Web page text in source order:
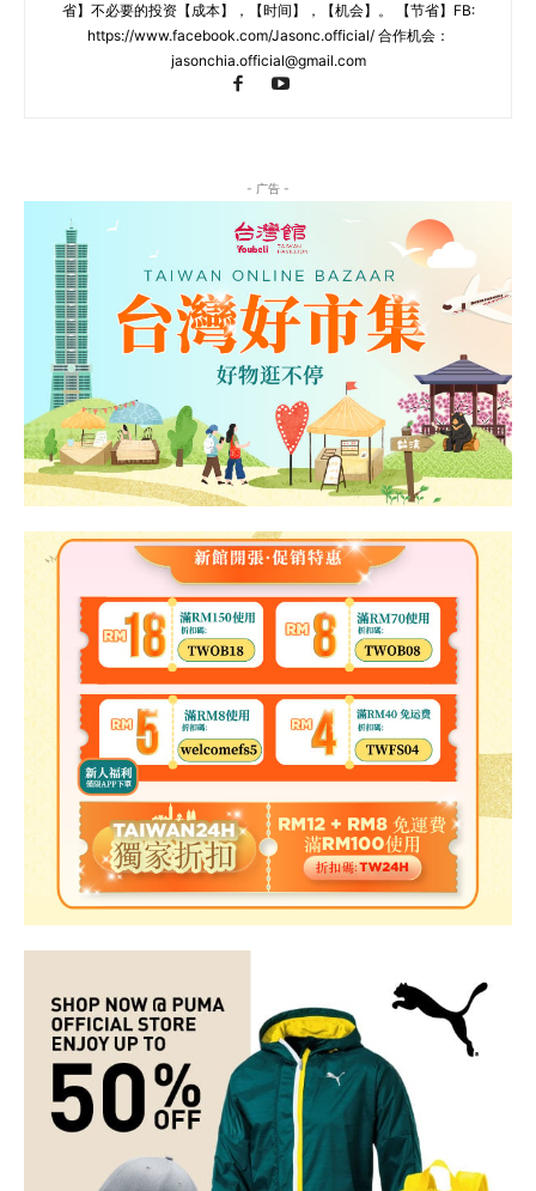
省】不必要的投资【成本】，【时间】，【机会】。 【节省】FB:
https://www.facebook.com/Jasonc.official/ 合作机会：
jasonchia.official@gmail.com
- 广告 -